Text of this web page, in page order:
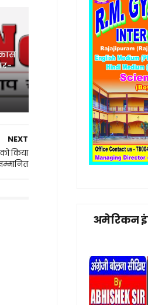
NEXT
किया
अमेरिकन